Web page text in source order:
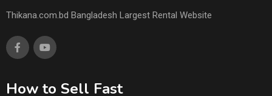
Thikana.com.bd Bangladesh Largest Rental Website
How to Sell Fast